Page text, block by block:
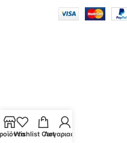
Wishlist Cart
Λογαριασμός